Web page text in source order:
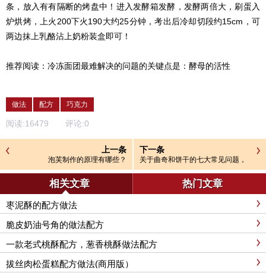
条，放入有有隔断的烤盘中！进入发酵箱发酵，发酵两倍大，刷蛋入
炉烘烤，上火200下火190大约25分钟，考出后冷却切段约15cm，可
两边抹上乳酪沾上奶粉装盒即可！
推荐阅读： 冷冻面团最难解决的问题的关键点是：酵母的活性
做法 配方 巧克力
阅读:16479 评论:0
上一条
泡芙制作的原理有哪些？
下一条
关于曲奇和饼干的七大常见问题，
如何才能做好曲奇
相关文章 热门文章
枣泥酥的配方做法
脆皮奶油号角的做法配方
一款老式桃酥配方，葱香桃酥做法配方
拔丝肉松蛋糕配方做法(商用版）